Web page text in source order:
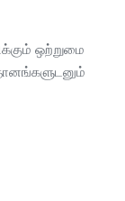
ஒற்றுமை